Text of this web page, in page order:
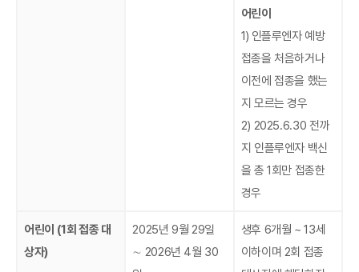
어린이
1) 인플루엔자 예방
접종을 처음하거나
이전에 접종을 했는
지 모르는 경우
2) 2025.6.30 전까
지 인플루엔자 백신
을 총 1회만 접종한
경우
어린이 (1회 접종 대
상자)
2025년 9월 29일
∼ 2026년 4월 30
생후 6개월 ~ 13세
이하이며 2회 접종